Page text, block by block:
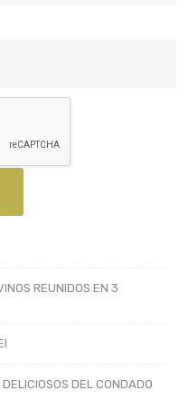
REUNIDOS EN 3
DEL CONDADO